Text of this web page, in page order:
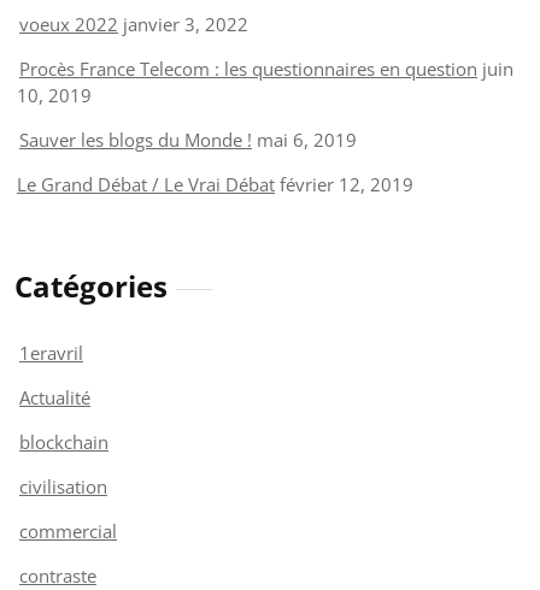
voeux 2022 janvier 3, 2022
Procès France Telecom : les questionnaires en question juin
10, 2019
Sauver les blogs du Monde ! mai 6, 2019
Le Grand Débat / Le Vrai Débat février 12, 2019
Catégories
1eravril
Actualité
blockchain
civilisation
commercial
contraste